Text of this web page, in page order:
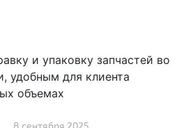
и упаковку запчастей во
удобным для клиента
объемах
8 сентября 2025